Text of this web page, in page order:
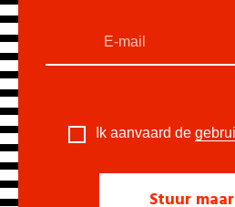
Ik aanvaard de